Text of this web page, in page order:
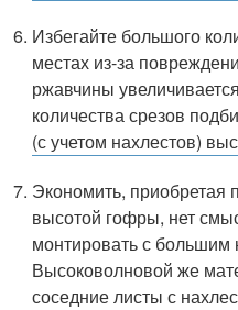
Избегайте большого
местах из-за
ржавчины
количества срезов
(с учетом нахлестов)
Экономить, приобретая
высотой гофры, нет
монтировать с большим
Высоковолновой же
соседние листы с